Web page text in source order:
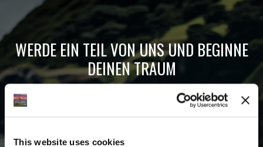
This website uses cookies
WERDE EIN TEIL VON UNS UND BEGINNE
DEINEN TRAUM
Erhalte die neuesten Nachrichten, die
Informationen über uns und alles, was mit dem